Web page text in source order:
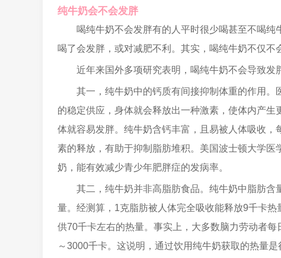
纯牛奶会不会发胖
喝纯牛奶不会发胖有的人平时很少喝甚至不喝
喝了会发胖，或对减肥不利。其实，喝纯牛奶不仅不
近年来国外多项研究表明，喝纯牛奶不会导致发
其一，纯牛奶中的钙质有间接抑制体重的作用
的稳定供应，身体就会释放出一种激素，使体内产
体就容易发胖。纯牛奶含钙丰富，且易被人体吸收
素的释放，有助于抑制脂肪堆积。美国波士顿大学
奶，能有效减少青少年肥胖症的发病率。
其二，纯牛奶并非高脂肪食品。纯牛奶中脂肪
量。经测算，1克脂肪被人体完全吸收能释放9千卡
供70千卡左右的热量。事实上，大多数脑力劳动者
～3000千卡。这说明，通过饮用纯牛奶获取的热量是